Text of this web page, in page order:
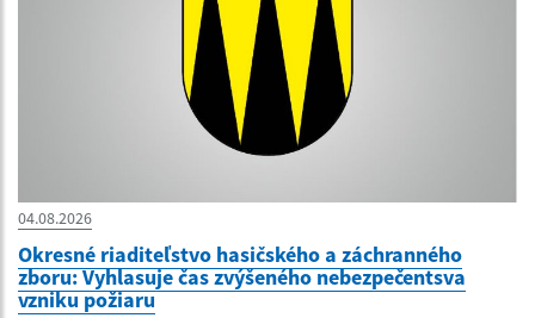
04.08.2026
Okresné riaditeľstvo hasičského a záchranného
zboru: Vyhlasuje čas zvýšeného nebezpečentsva
vzniku požiaru